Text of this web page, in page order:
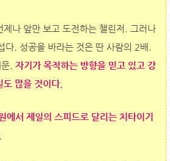
나 앞만 보고 도전하는 챌린저. 그러나
. 성공을 바라는 것은 딴 사람의 2배.
. 자기가 목적하는 방향을 믿고 있고 강
많을 것이다.
서 제일의 스피드로 달리는 치타이기